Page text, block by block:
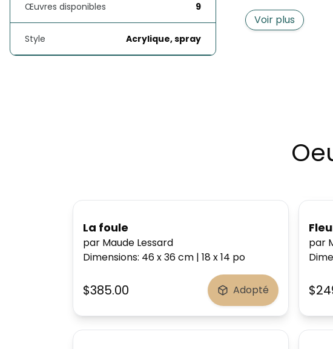
Œuvres disponibles 9
Style Acrylique, spray
Voir plus
La foule
par Maude Lessard
Dimensions: 46 x 36cm | 18 x 14 po
$385.00 Adopté
par